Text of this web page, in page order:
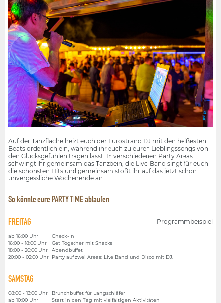
Auf der Tanzfläche heizt euch der Eurostrand DJ mit den heißesten
Beats ordentlich ein, während ihr euch zu euren Lieblingssongs von
den Glücksgefühlen tragen lasst. In verschiedenen Party Areas
schwingt ihr gemeinsam das Tanzbein, die Live-Band singt für euch
die schönsten Hits und gemeinsam stoßt ihr auf das jetzt schon
unvergessliche Wochenende an.
So könnte eure PARTY TIME ablaufen
FREITAG
Programmbeispiel
ab 16:00 Uhr
Check-In
16:00 - 18:00 Uhr
Get Together mit Snacks
18:00 - 20:00 Uhr
Abendbuffet
20:00 - 02:00 Uhr
Party auf zwei Areas: Live Band und Disco mit DJ.
SAMSTAG
08:00 - 13:00 Uhr
Brunchbuffet für Langschläfer
ab 10:00 Uhr
Start in den Tag mit vielfältigen Aktivitäten